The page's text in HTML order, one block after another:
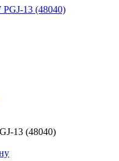
13 (48040)